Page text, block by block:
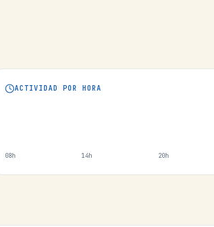
ACTIVIDAD POR HORA
08h 14h 20h